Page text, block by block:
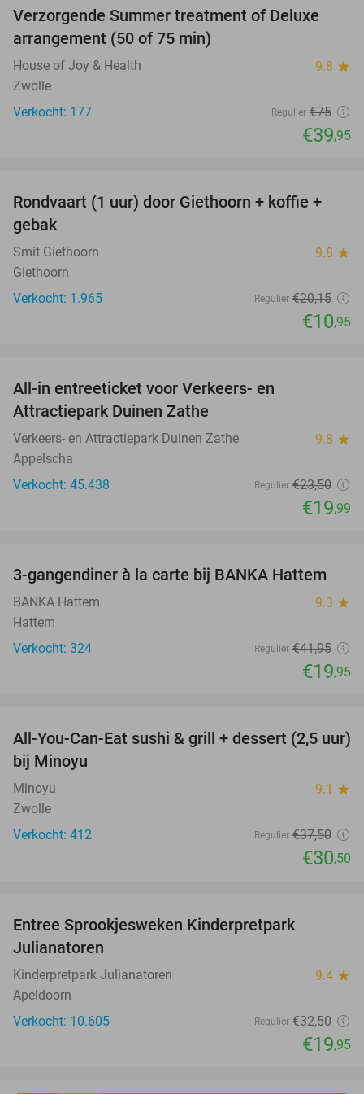
47%
Verzorgende Summer treatment of Deluxe
arrangement (50 of 75 min)
House of Joy & Health 9.8 star
Zwolle
Verkocht: 177
Regulier €75
€39,95
46%
Rondvaart (1 uur) door Giethoorn + koffie +
gebak
Smit Giethoorn 9.8 star
Giethoorn
Verkocht: 1.965
Regulier €20,15
€10,95
All-in entreeticket voor Verkeers- en
Attractiepark Duinen Zathe
Verkeers- en Attractiepark Duinen Zathe 9.8 star
Appelscha
Verkocht: 45.438
Regulier €23,50
€19,99
52%
3-gangendiner à la carte bij BANKA Hattem
BANKA Hattem 9.3 star
Hattem
Verkocht: 324
Regulier €41,95
€19,95
19%
All-You-Can-Eat sushi & grill + dessert (2,5 uur)
bij Minoyu
Minoyu 9.1 star
Zwolle
Verkocht: 412
Regulier €37,50
€30,50
Entree Sprookjesweken Kinderpretpark
Julianatoren
Kinderpretpark Julianatoren 9.4 star
Apeldoorn
Verkocht: 10.605
Regulier €32,50
€19,95